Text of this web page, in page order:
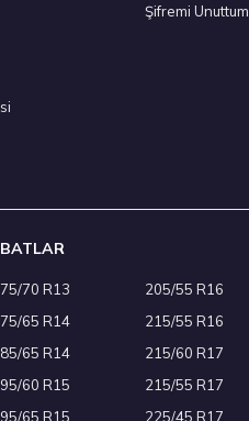
₺
55 R16 93V Ecsta HS52 Yaz 2026
₺
Şifremi Unuttum
70 R13
65 R14
65 R14
60 R15
65 R15
205/55 R16
215/55 R16
215/60 R17
215/55 R17
225/45 R17